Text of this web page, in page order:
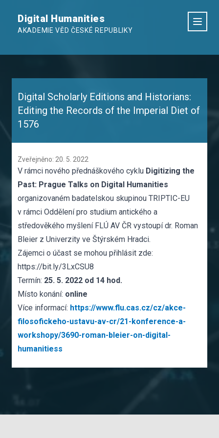
Digital Humanities
AKADEMIE VĚD ČESKÉ REPUBLIKY
Digital Scholarly Editions and Historians:
Editing the Records of the Imperial Diet of
1576
Zveřejněno: 20. 5. 2022
V rámci nového přednáškového cyklu Digitizing the
Past: Prague Talks on Digital Humanities
organizovaném badatelskou skupinou TRIPTIC-EU
v rámci Oddělení pro studium antického a
středověkého myšlení FLÚ AV ČR vystoupí dr. Roman
Bleier z Univerzity ve Štýrském Hradci.
Zájemci o účast se mohou přihlásit zde:
https://bit.ly/3LxCSU8
Termín: 25. 5. 2022 od 14 hod.
Místo konání: online
Více informací: https://www.flu.cas.cz/cz/akce-
filosofickeho-ustavu-av-cr/21-konference-a-
workshopy/3690-roman-bleier-on-digital-
humanitiess